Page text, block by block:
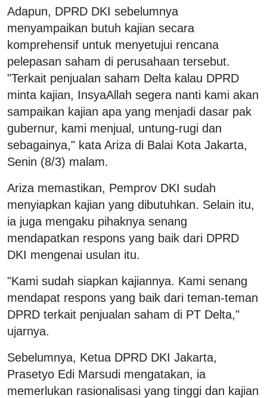
Adapun, DPRD DKI sebelumnya
menyampaikan butuh kajian secara
komprehensif untuk menyetujui rencana
pelepasan saham di perusahaan tersebut.
"Terkait penjualan saham Delta kalau DPRD
minta kajian, InsyaAllah segera nanti kami akan
sampaikan kajian apa yang menjadi dasar pak
gubernur, kami menjual, untung-rugi dan
sebagainya," kata Ariza di Balai Kota Jakarta,
Senin (8/3) malam.
Ariza memastikan, Pemprov DKI sudah
menyiapkan kajian yang dibutuhkan. Selain itu,
ia juga mengaku pihaknya senang
mendapatkan respons yang baik dari DPRD
DKI mengenai usulan itu.
"Kami sudah siapkan kajiannya. Kami senang
mendapat respons yang baik dari teman-teman
DPRD terkait penjualan saham di PT Delta,"
ujarnya.
Sebelumnya, Ketua DPRD DKI Jakarta,
Prasetyo Edi Marsudi mengatakan, ia
memerlukan rasionalisasi yang tinggi dan kajian